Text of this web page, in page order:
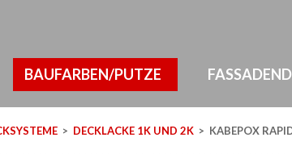
BAUFARBEN/PUTZE
DECKLACKE 1K UND 2K KABEPOX